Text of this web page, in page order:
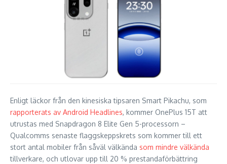
Enligt läckor från den kinesiska tipsaren Smart Pikachu, som
rapporterats av Android Headlines, kommer OnePlus 15T att
utrustas med Snapdragon 8 Elite Gen 5-processorn –
Qualcomms senaste flaggskeppskrets som kommer till ett
stort antal mobiler från såväl välkända som mindre välkända
tillverkare, och utlovar upp till 20 % prestandaförbättring